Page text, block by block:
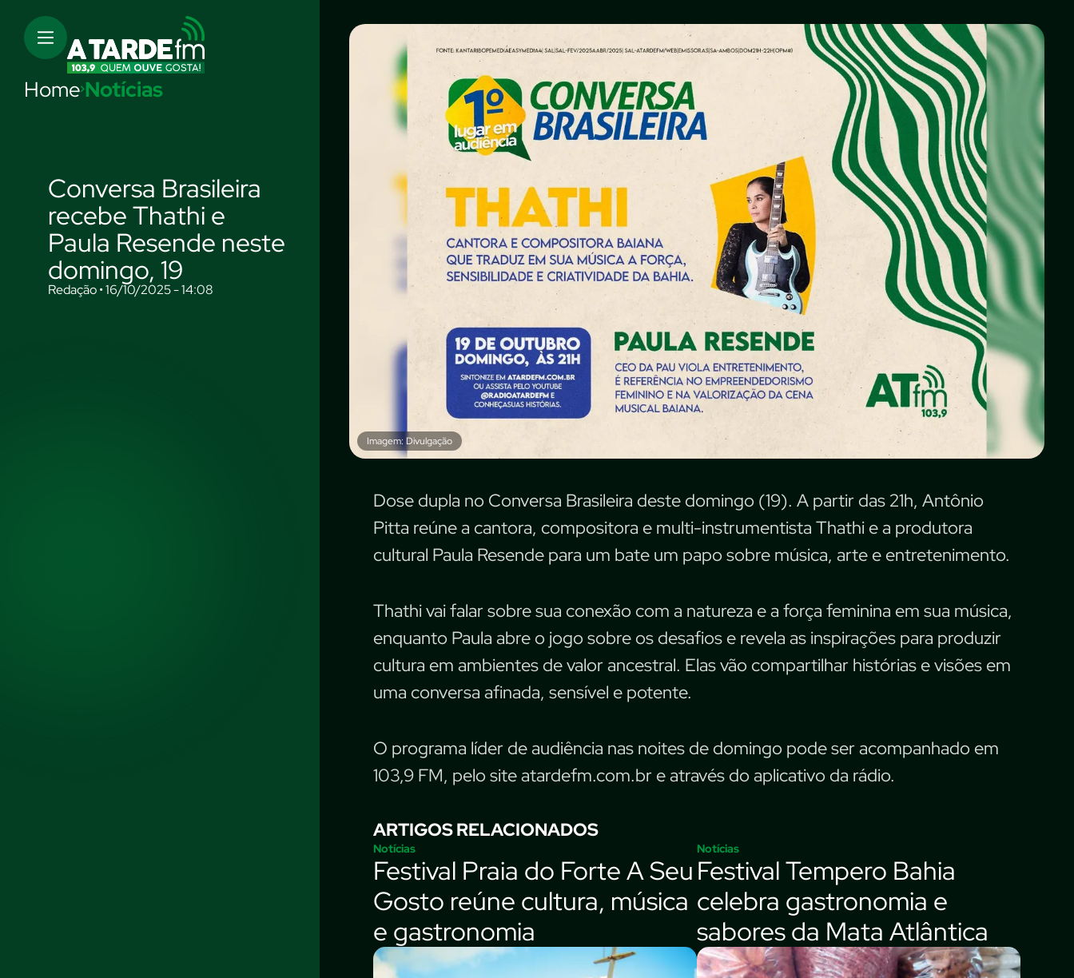
Home Notícias
Conversa Brasileira
recebe Thathi e
Paula Resende neste
domingo, 19
Redação • 16/10/2025 - 14:08
Imagem: Divulgação
Dose dupla no Conversa Brasileira deste domingo (19). A partir das 21h, Antônio
Pitta reúne a cantora, compositora e multi-instrumentista Thathi e a produtora
cultural Paula Resende para um bate um papo sobre música, arte e entretenimento.
Thathi vai falar sobre sua conexão com a natureza e a força feminina em sua música,
enquanto Paula abre o jogo sobre os desafios e revela as inspirações para produzir
cultura em ambientes de valor ancestral. Elas vão compartilhar histórias e visões em
uma conversa afinada, sensível e potente.
O programa líder de audiência nas noites de domingo pode ser acompanhado em
103,9 FM, pelo site atardefm.com.br e através do aplicativo da rádio.
ARTIGOS RELACIONADOS
Notícias
Festival Praia do Forte A Seu
Gosto reúne cultura, música
e gastronomia
Notícias
Festival Tempero Bahia
celebra gastronomia e
sabores da Mata Atlântica